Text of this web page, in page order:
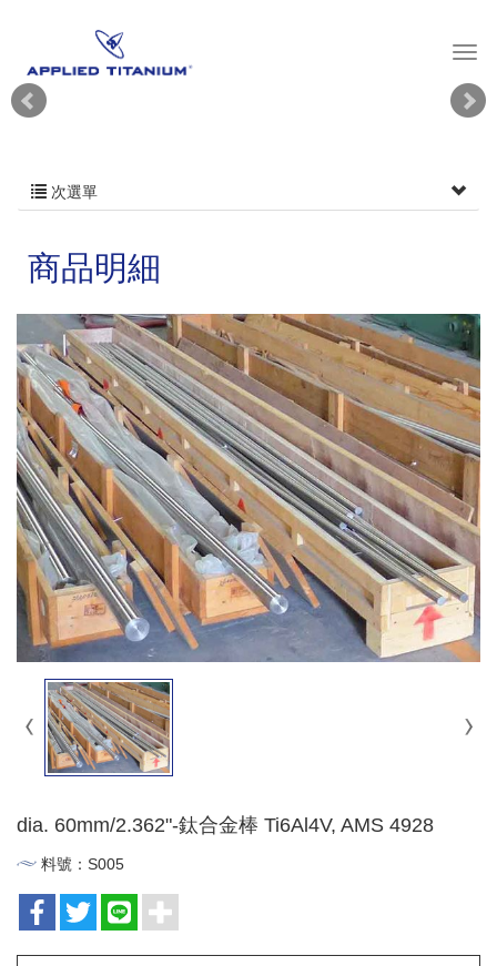
次選單
商品明細
dia. 60mm/2.362"-鈦合金棒 Ti6Al4V, AMS 4928
料號：S005